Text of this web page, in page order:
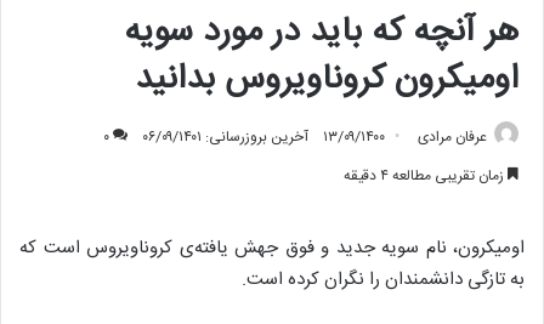
هر آنچه که باید در مورد سویه
اومیکرون کروناویروس بدانید
عرفان مرادی ۱۳/۰۹/۱۴۰۰ آخرین بروزرسانی: ۰۶/۰۹/۱۴۰۱
۰
زمان تقریبی مطالعه ۴ دقیقه
اومیکرون، نام سویه جدید و فوق جهش یافته‌ی کروناویروس است که
به تازگی دانشمندان را نگران کرده است.